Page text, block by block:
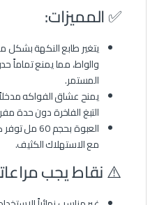
✅ المميزات:
يتغير طابع النكهة بشكل
والواط، مما يمنع تماماً
المستمر.
يمنح عشاق الفواكه
التبغ الفاخرة دون حدة
العبوة
مع الاستهلاك الكثيف.
⚠️ نقاط يجب